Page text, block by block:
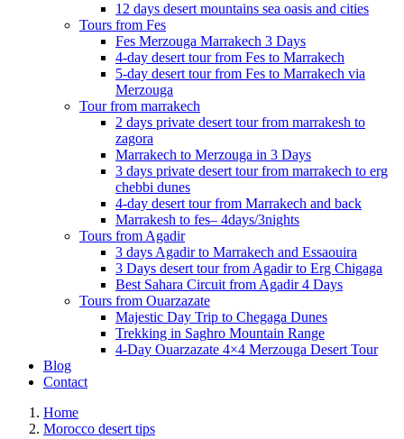
12 days desert mountains sea oasis and cities
Tours from Fes
Fes Merzouga Marrakech 3 Days
4-day desert tour from Fes to Marrakech
5-day desert tour from Fes to Marrakech via
Merzouga
Tour from marrakech
2 days private desert tour from marrakesh to
zagora
Marrakech to Merzouga in 3 Days
3 days private desert tour from marrakech to erg
chebbi dunes
4-day desert tour from Marrakech and back
Marrakesh to fes– 4days/3nights
Tours from Agadir
3 days Agadir to Marrakech and Essaouira
3 Days desert tour from Agadir to Erg Chigaga
Best Sahara Circuit from Agadir 4 Days
Tours from Ouarzazate
Majestic Day Trip to Chegaga Dunes
Trekking in Saghro Mountain Range
4-Day Ouarzazate 4×4 Merzouga Desert Tour
Blog
Contact
Home
Morocco desert tips